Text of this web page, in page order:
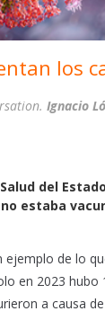
los
Ignacio
del
estaba
ejemplo de lo
en 2023
a causa